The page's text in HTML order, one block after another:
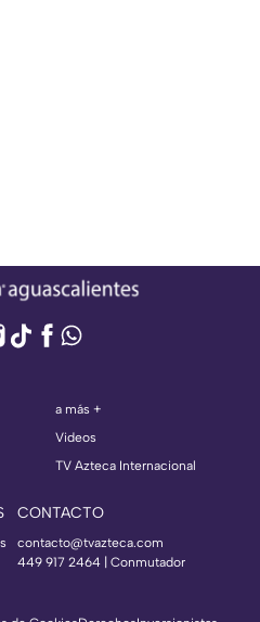
a más +
Videos
TV Azteca Internacional
CONTACTO
contacto@tvazteca.com
449 917 2464 | Conmutador